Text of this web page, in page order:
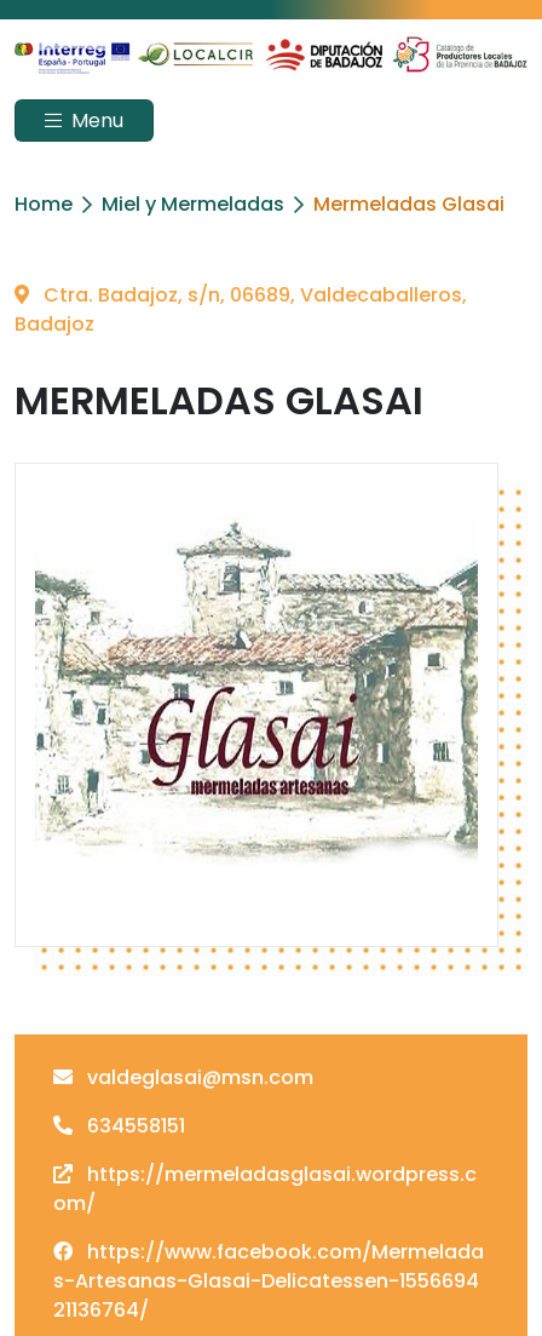
Menu
Home Miel y Mermeladas Mermeladas Glasai
Ctra. Badajoz, s/n, 06689, Valdecaballeros,
Badajoz
MERMELADAS GLASAI
valdeglasai@msn.com
634558151
https://mermeladasglasai.wordpress.c
om/
https://www.facebook.com/Mermelada
s-Artesanas-Glasai-Delicatessen-1556694
21136764/